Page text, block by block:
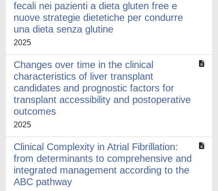
fecali nei pazienti a dieta gluten free e
nuove strategie dietetiche per condurre
una dieta senza glutine
2025
Changes over time in the clinical
characteristics of liver transplant
candidates and prognostic factors for
transplant accessibility and postoperative
outcomes
2025
Clinical Complexity in Atrial Fibrillation:
from determinants to comprehensive and
integrated management according to the
ABC pathway